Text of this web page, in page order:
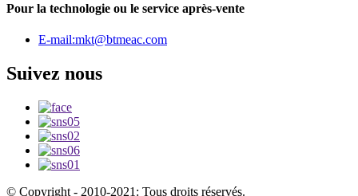
Pour la technologie ou le service après-vente
E-mail:mkt@btmeac.com
Suivez nous
© Copyright - 2010-2021: Tous droits réservés.